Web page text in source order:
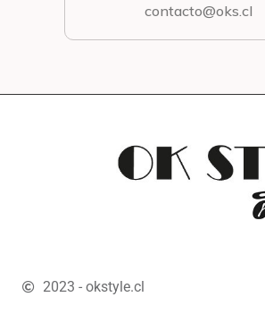
contacto@oks.cl
2023 - okstyle.cl